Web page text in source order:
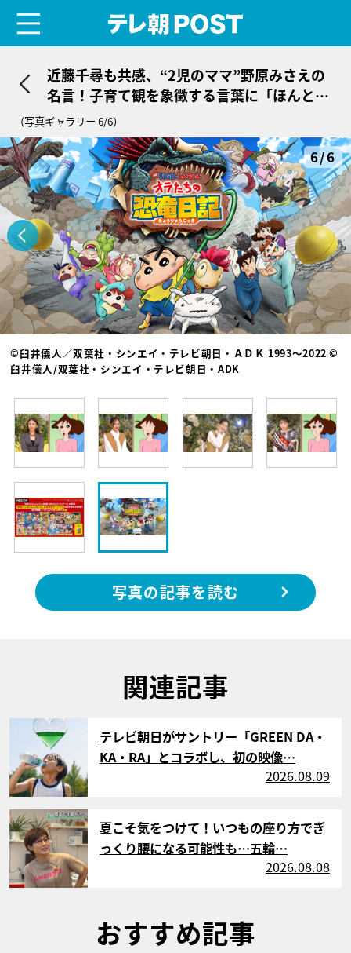
近藤千尋も共感、“2児のママ”野原みさえの
名言！子育て観を象徴する言葉に「ほんと頑
張ってる」
（写真ギャラリー 6/6）
6/6
©臼井儀人／双葉社・シンエイ・テレビ朝日・ＡＤＫ 1993〜2022 ©
臼井儀人/双葉社・シンエイ・テレビ朝日・ADK
写真の記事を読む
関連記事
テレビ朝日がサントリー「GREEN DA・
KA・RA」とコラボし、初の映像…
2026.08.09
サムネイル
夏こそ気をつけて！いつもの座り方でぎ
っくり腰になる可能性も…五輪…
2026.08.08
おすすめ記事